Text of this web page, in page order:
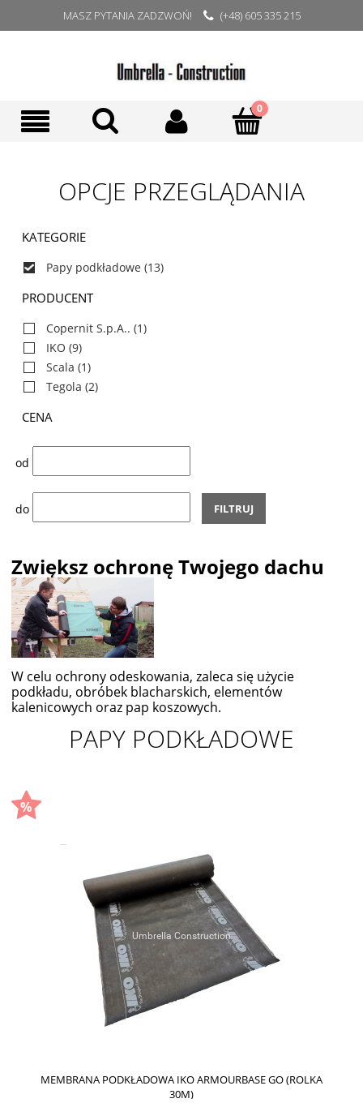
MASZ PYTANIA ZADZWOŃ! (+48) 605 335 215
OPCJE PRZEGLĄDANIA
KATEGORIE
Papy podkładowe (13)
PRODUCENT
Copernit S.p.A.. (1)
IKO (9)
Scala (1)
Tegola (2)
CENA
od
do FILTRUJ
Zwiększ ochronę Twojego dachu
W celu ochrony odeskowania, zaleca się użycie
podkładu, obróbek blacharskich, elementów
kalenicowych oraz pap koszowych.
PAPY PODKŁADOWE
MEMBRANA PODKŁADOWA IKO ARMOURBASE GO (ROLKA
30M)